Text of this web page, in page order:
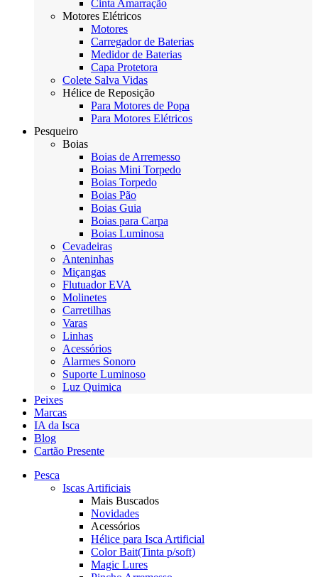
Cinta Amarração
Motores Elétricos
Motores
Carregador de Baterias
Medidor de Baterias
Capa Protetora
Colete Salva Vidas
Hélice de Reposição
Para Motores de Popa
Para Motores Elétricos
Pesqueiro
Boias
Boias de Arremesso
Boias Mini Torpedo
Boias Torpedo
Boias Pão
Boias Guia
Boias para Carpa
Boias Luminosa
Cevadeiras
Anteninhas
Miçangas
Flutuador EVA
Molinetes
Carretilhas
Varas
Linhas
Acessórios
Alarmes Sonoro
Suporte Luminoso
Luz Quimica
Peixes
Marcas
IA da Isca
Blog
Cartão Presente
Pesca
Iscas Artificiais
Mais Buscados
Novidades
Acessórios
Hélice para Isca Artificial
Color Bait(Tinta p/soft)
Magic Lures